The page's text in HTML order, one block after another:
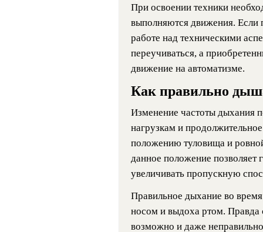
При освоении техники
выполняются движения. Если
работе над техническими
переучиваться, а
движение на автоматизме.
Как правильно
Изменение частоты дыхания
нагрузкам и
положению туловища и
данное положение позволяет
увеличивать пропускную
Правильное дыхание во
носом и выдоха ртом. Правда
возможно и даже